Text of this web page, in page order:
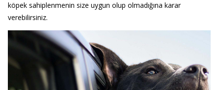
köpek sahiplenmenin size uygun olup olmadığına karar
verebilirsiniz.